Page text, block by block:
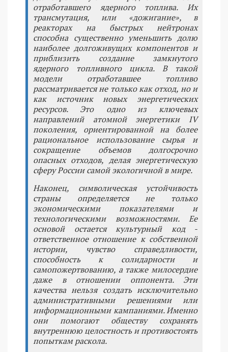
отработавшего ядерного топлива. Их
трансмутация, или «дожигание», в
реакторах на быстрых нейтронах
способна существенно уменьшить долю
наиболее долгоживущих компонентов и
приблизить создание замкнутого
ядерного топливного цикла. В такой
модели отработавшее топливо
рассматривается не только как отход, но и
как источник новых энергетических
ресурсов. Это одно из ключевых
направлений атомной энергетики IV
поколения, ориентированной на более
рациональное использование сырья и
сокращение объемов долгосрочно
опасных отходов, делая энергетическую
сферу России самой экологичной в мире.
Наконец, символическая устойчивость
страны определяется не только
экономическими показателями и
технологическими возможностями. Ее
основой остается культурный код -
ответственное отношение к собственной
истории, чувство справедливости,
способность к солидарности и
самопожертвованию, а также милосердие
даже в отношении оппонента. Эти
качества нельзя создать исключительно
административными решениями или
информационными кампаниями. Именно
они помогают обществу сохранять
внутреннюю целостность и противостоять
попыткам раскола.